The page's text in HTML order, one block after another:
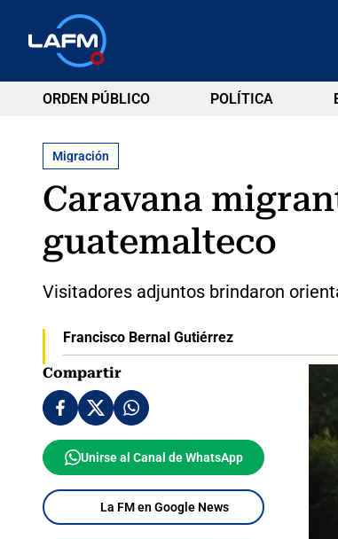
ORDEN PÚBLICO POLÍTICA
Migración
Caravana
guatemalteco
Visitadores adjuntos brindaron
Francisco Bernal Gutiérrez
Compartir
Unirse al Canal de WhatsApp
La FM en Google News